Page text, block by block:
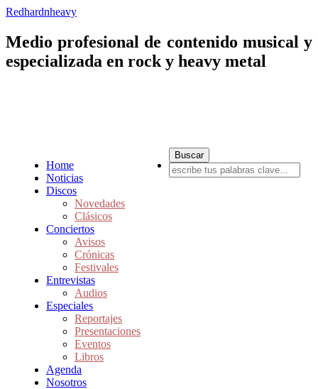
Redhardnheavy
Medio profesional de contenido musical y
especializada en rock y heavy metal
Home
Noticias
Discos
Novedades
Clásicos
Conciertos
Avisos
Crónicas
Festivales
Entrevistas
Audios
Especiales
Reportajes
Presentaciones
Eventos
Libros
Agenda
Nosotros